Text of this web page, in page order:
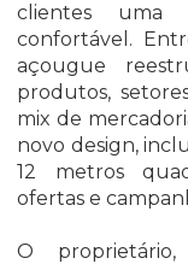
clientes uma
confortável.
açougue
produtos,
mix de
novo design,
12 metros
ofertas e
O